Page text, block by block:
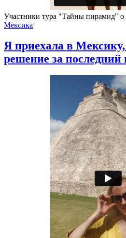
Участники тура "Тайны пирамид" о
Мексика
Я приехала в
решение за последний